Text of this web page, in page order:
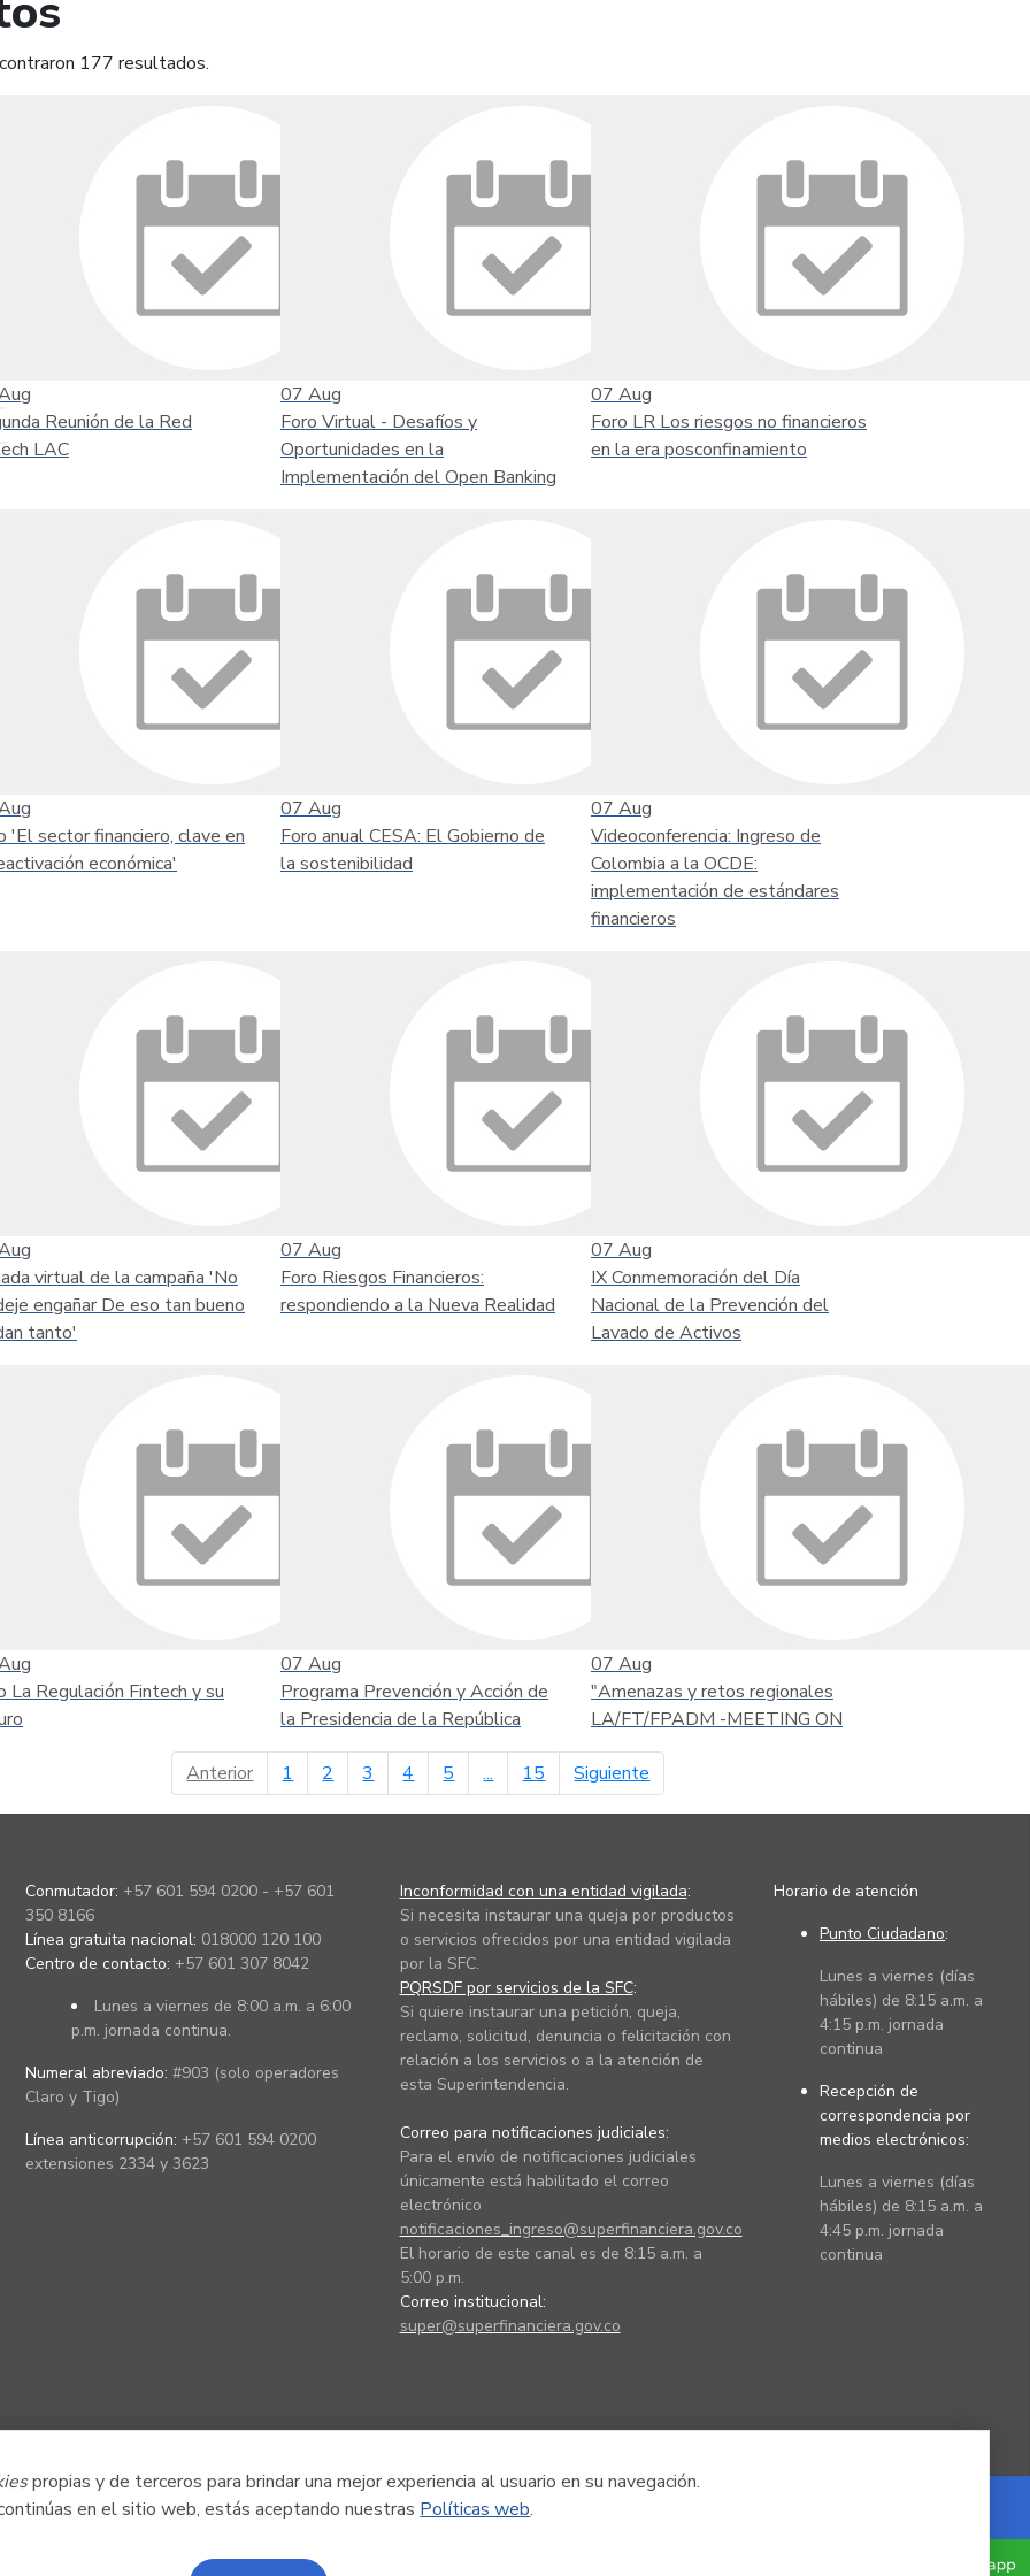
propias y de terceros para brindar una mejor experiencia al usuario en su navegación.
en el sitio web, estás aceptando nuestras Políticas web.
177 resultados.
Reunión de la Red
LAC
07 Aug
Foro Virtual - Desafíos y
Oportunidades en la
Implementación del Open Banking
07 Aug
Foro LR Los riesgos no financieros
en la era posconfinamiento
'El sector financiero, clave en
económica'
07 Aug
Foro anual CESA: El Gobierno de
la sostenibilidad
07 Aug
Videoconferencia: Ingreso de
Colombia a la OCDE:
implementación de estándares
financieros
virtual de la campaña 'No
engañar De eso tan bueno
tanto'
07 Aug
Foro Riesgos Financieros:
respondiendo a la Nueva Realidad
07 Aug
IX Conmemoración del Día
Nacional de la Prevención del
Lavado de Activos
La Regulación Fintech y su
07 Aug
Programa Prevención y Acción de
la Presidencia de la República
07 Aug
"Amenazas y retos regionales
LA/FT/FPADM -MEETING ON
Anteriorpágina anterior
1 2 3 4 5 ... 15 Siguiente
Conmutador: +57 601 594 0200 - +57 601
350 8166
Línea gratuita nacional: 018000 120 100
Centro de contacto: +57 601 307 8042
Lunes a viernes de 8:00 a.m. a 6:00
p.m. jornada continua.
Numeral abreviado: #903 (solo operadores
Claro y Tigo)
Línea anticorrupción: +57 601 594 0200
extensiones 2334 y 3623
Inconformidad con una entidad vigilada:
Si necesita instaurar una queja por productos
o servicios ofrecidos por una entidad vigilada
por la SFC.
PQRSDF por servicios de la SFC:
Si quiere instaurar una petición, queja,
reclamo, solicitud, denuncia o felicitación con
relación a los servicios o a la atención de
esta Superintendencia.
Correo para notificaciones judiciales:
Para el envío de notificaciones judiciales
únicamente está habilitado el correo
electrónico
notificaciones_ingreso@superfinanciera.gov.co
El horario de este canal es de 8:15 a.m. a
5:00 p.m.
Correo institucional:
super@superfinanciera.gov.co
Horario de atención
Punto Ciudadano:
Lunes a viernes (días
hábiles) de 8:15 a.m. a
4:15 p.m. jornada
continua
Recepción de
correspondencia por
medios electrónicos:
Lunes a viernes (días
hábiles) de 8:15 a.m. a
4:45 p.m. jornada
continua
Powered by Nexura